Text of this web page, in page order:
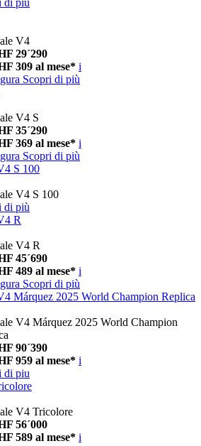
di più
V4
29´290
309 al mese* i
Scopri di più
V4 S
35´290
369 al mese* i
Scopri di più
S 100
V4 S 100
di più
R
V4 R
45´690
489 al mese* i
Scopri di più
Márquez 2025 World Champion Replica
V4 Márquez 2025 World Champion
90´390
959 al mese* i
di piu
V4 Tricolore
56´000
589 al mese* i